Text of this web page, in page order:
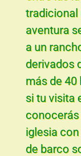
tradicional
aventura
a un
derivados
más de 40
si tu visita
conocerás
iglesia
de barco